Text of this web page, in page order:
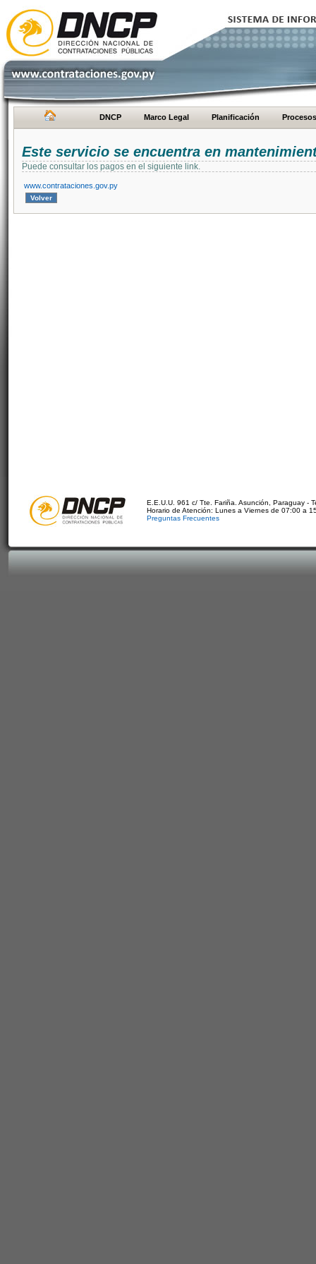
DNCP Marco Legal Planificación Procesos
Este servicio se encuentra en
Puede consultar los pagos en el siguiente link.
www.contrataciones.gov.py
E.E.U.U. 961 c/ Tte. Fariña. Asunción, Paraguay -
Horario de Atención: Lunes a Viernes de 07:00 a
Preguntas Frecuentes